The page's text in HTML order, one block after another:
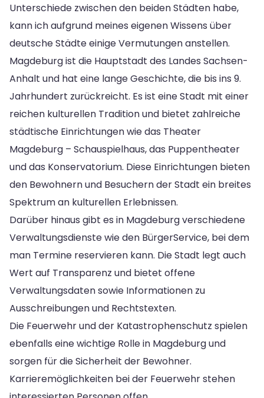
Unterschiede zwischen den beiden Städten habe,
kann ich aufgrund meines eigenen Wissens über
deutsche Städte einige Vermutungen anstellen.
Magdeburg ist die Hauptstadt des Landes Sachsen-
Anhalt und hat eine lange Geschichte, die bis ins 9.
Jahrhundert zurückreicht. Es ist eine Stadt mit einer
reichen kulturellen Tradition und bietet zahlreiche
städtische Einrichtungen wie das Theater
Magdeburg – Schauspielhaus, das Puppentheater
und das Konservatorium. Diese Einrichtungen bieten
den Bewohnern und Besuchern der Stadt ein breites
Spektrum an kulturellen Erlebnissen.
Darüber hinaus gibt es in Magdeburg verschiedene
Verwaltungsdienste wie den BürgerService, bei dem
man Termine reservieren kann. Die Stadt legt auch
Wert auf Transparenz und bietet offene
Verwaltungsdaten sowie Informationen zu
Ausschreibungen und Rechtstexten.
Die Feuerwehr und der Katastrophenschutz spielen
ebenfalls eine wichtige Rolle in Magdeburg und
sorgen für die Sicherheit der Bewohner.
Karrieremöglichkeiten bei der Feuerwehr stehen